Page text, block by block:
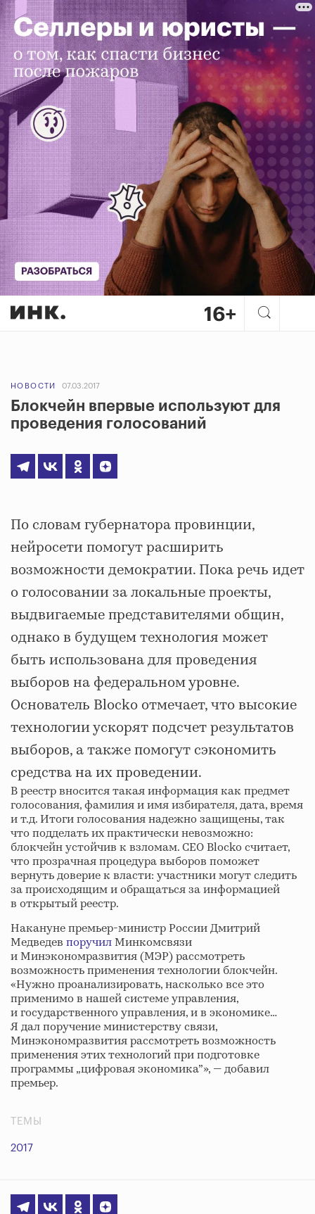
НОВОСТИ 07.03.2017
Блокчейн впервые используют для
проведения голосований
По словам губернатора провинции,
нейросети помогут расширить
возможности демократии. Пока речь идет
о голосовании за локальные проекты,
выдвигаемые представителями общин,
однако в будущем технология может
быть использована для проведения
выборов на федеральном уровне.
Основатель Blocko отмечает, что высокие
технологии ускорят подсчет результатов
выборов, а также помогут сэкономить
средства на их проведении.
В реестр вносится такая информация как предмет
голосования, фамилия и имя избирателя, дата, время
и т.д. Итоги голосования надежно защищены, так
что подделать их практически невозможно:
блокчейн устойчив к взломам. CEO Blocko считает,
что прозрачная процедура выборов поможет
вернуть доверие к власти: участники могут следить
за происходящим и обращаться за информацией
в открытый реестр.
Накануне премьер-министр России Дмитрий
Медведев поручилМинкомсвязи
и Минэкономразвития (МЭР) рассмотреть
возможность применения технологии блокчейн.
«Нужно проанализировать, насколько все это
применимо в нашей системе управления,
и государственного управления, и в экономике…
Я дал поручение министерству связи,
Минэкономразвития рассмотреть возможность
применения этих технологий при подготовке
программы „цифровая экономика”», — добавил
премьер.
ТЕМЫ
2017